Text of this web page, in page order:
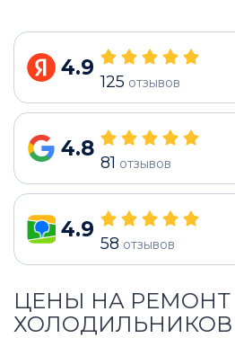
4.9
125 отзывов
4.8
81 отзывов
4.9
58 отзывов
ЦЕНЫ НА РЕМОНТ
ХОЛОДИЛЬНИКОВ